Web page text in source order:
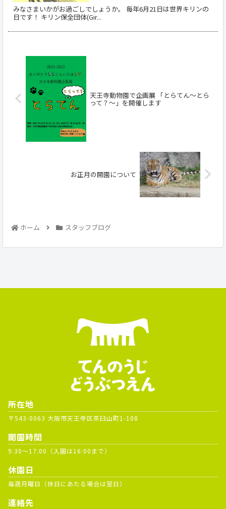
みなさまいかがお過ごしでしょうか。 毎年6月21日は世界キリンの
日です！ キリン保全団体(Gir...
天王寺動物園で企画展 「とらてん～とら
って？～」を開催します
お正月の開園について
ホーム スタッフブログ
所在地
〒543-0063 大阪市天王寺区茶臼山町1-108
開園時間
9:30～17:00（入園は16:00まで）
休園日
毎週月曜日（休日にあたる場合は翌日）
連絡先